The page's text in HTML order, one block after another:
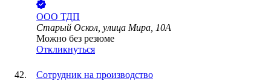
ООО ТДП
Старый Оскол, улица Мира, 10А
Можно без резюме
Откликнуться
Сотрудник на производство